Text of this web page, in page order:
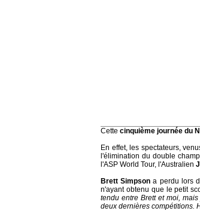
Cette cinquième journée du
En effet, les spectateurs,
l'élimination du double
l'ASP World Tour, l'Australien
Brett Simpson a perdu lors
n'ayant obtenu que le petit
tendu entre Brett et moi,
deux dernières compétitions.